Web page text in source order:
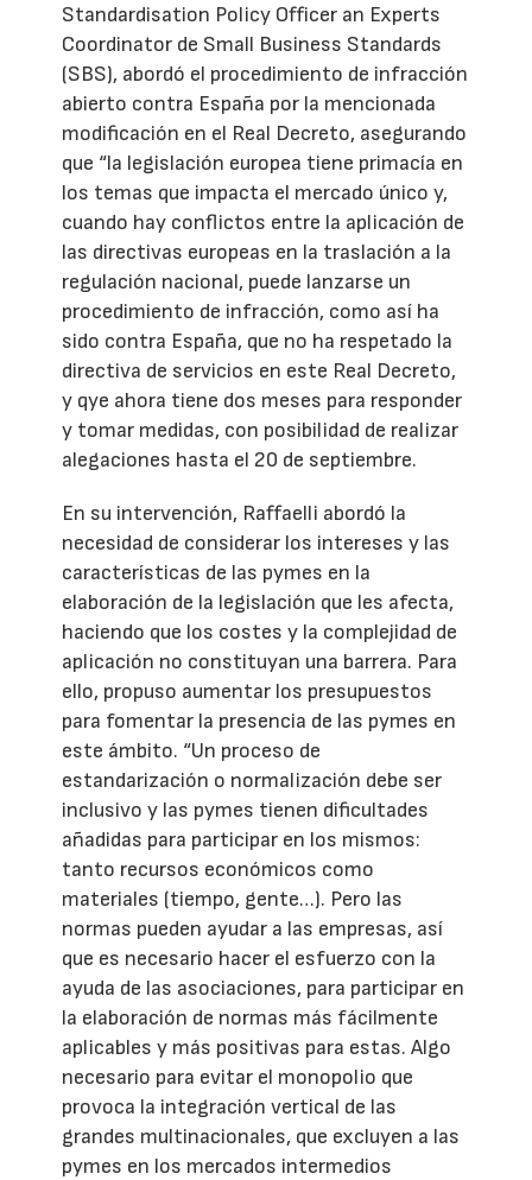
Standardisation Policy Officer an Experts
Coordinator de Small Business Standards
(SBS), abordó el procedimiento de infracción
abierto contra España por la mencionada
modificación en el Real Decreto, asegurando
que “la legislación europea tiene primacía en
los temas que impacta el mercado único y,
cuando hay conflictos entre la aplicación de
las directivas europeas en la traslación a la
regulación nacional, puede lanzarse un
procedimiento de infracción, como así ha
sido contra España, que no ha respetado la
directiva de servicios en este Real Decreto,
y qye ahora tiene dos meses para responder
y tomar medidas, con posibilidad de realizar
alegaciones hasta el 20 de septiembre.
En su intervención, Raffaelli abordó la
necesidad de considerar los intereses y las
características de las pymes en la
elaboración de la legislación que les afecta,
haciendo que los costes y la complejidad de
aplicación no constituyan una barrera. Para
ello, propuso aumentar los presupuestos
para fomentar la presencia de las pymes en
este ámbito. “Un proceso de
estandarización o normalización debe ser
inclusivo y las pymes tienen dificultades
añadidas para participar en los mismos:
tanto recursos económicos como
materiales (tiempo, gente…). Pero las
normas pueden ayudar a las empresas, así
que es necesario hacer el esfuerzo con la
ayuda de las asociaciones, para participar en
la elaboración de normas más fácilmente
aplicables y más positivas para estas. Algo
necesario para evitar el monopolio que
provoca la integración vertical de las
grandes multinacionales, que excluyen a las
pymes en los mercados intermedios